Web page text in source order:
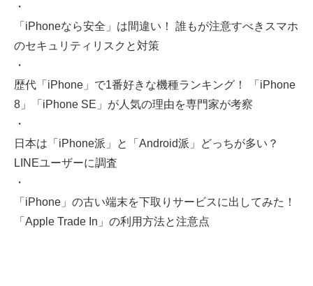
・
「iPhoneなら安全」は間違い！ 誰もが注意すべきスマホ
のセキュリティリスクと対策
・
歴代「iPhone」で1番好きな機種ランキング！ 「iPhone
8」「iPhone SE」が人気の理由を専門家が考察
・
日本は「iPhone派」と「Android派」どっちが多い？
LINEユーザーに調査
・
「iPhone」の古い端末を下取りサービスに出してみた！
「Apple Trade In」の利用方法と注意点